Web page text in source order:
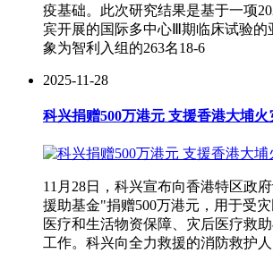
疫基础。此次研究结果是基于一项
宾开展的国际多中心Ⅲ期临床试验的
象为智利入组的263名18-6
2025-11-28
科兴捐赠500万港元 支援香港大埔火
11月28日，科兴宣布向香港特区政
援助基金"捐赠500万港元，用于受灾
医疗和生活物资保障、灾后医疗救
工作。科兴向全力救援的消防救护人